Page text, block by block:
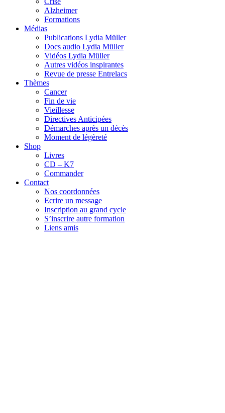
Alzheimer
Formations
Médias
Publications Lydia Müller
Docs audio Lydia Müller
Vidéos Lydia Müller
Autres vidéos inspirantes
Revue de presse Entrelacs
Thèmes
Cancer
Fin de vie
Vieillesse
Directives Anticipées
Démarches après un décès
Moment de légèreté
Shop
Livres
CD – K7
Commander
Contact
Nos coordonnées
Ecrire un message
Inscription au grand cycle
S’inscrire autre formation
Liens amis